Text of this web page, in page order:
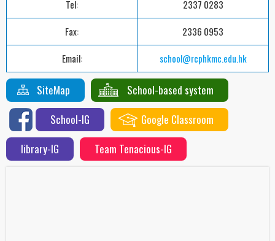
Tel:
2337 0283
Fax:
2336 0953
Email:
school@rcphkmc.edu.hk
SiteMap
School-based system
School-IG
Google Classroom
library-IG
Team Tenacious-IG